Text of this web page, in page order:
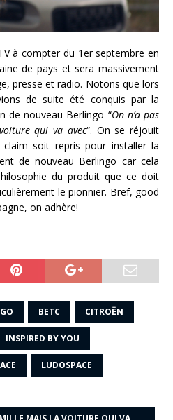
à compter du 1er septembre en
de pays et sera massivement
presse et radio. Notons que lors
de suite été conquis par la
de nouveau Berlingo “On n’a pas
qui va avec“. On se réjouit
claim soit repris pour installer la
de nouveau Berlingo car cela
du produit que ce doit
le pionnier. Bref, good
on adhère!
BETC CITROËN
INSPIRED BY YOU
LUDOSPACE